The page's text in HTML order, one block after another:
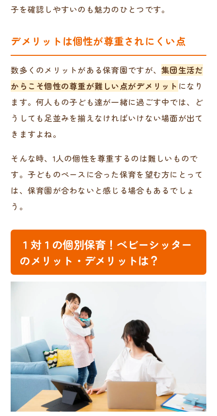
子を確認しやすいのも魅力のひとつです。
デメリットは個性が尊重されにくい点
数多くのメリットがある保育園ですが、集団生活だ
からこそ個性の尊重が難しい点がデメリット になり
ます。何人もの子ども達が一緒に過ごす中では、ど
うしても足並みを揃えなければいけない場面が出て
きますよね。
そんな時、1人の個性を尊重するのは難しいもので
す。子どものペースに合った保育を望む方にとって
は、保育園が合わないと感じる場合もあるでしょ
う。
１対１の個別保育！ベビーシッター
のメリット・デメリットは？